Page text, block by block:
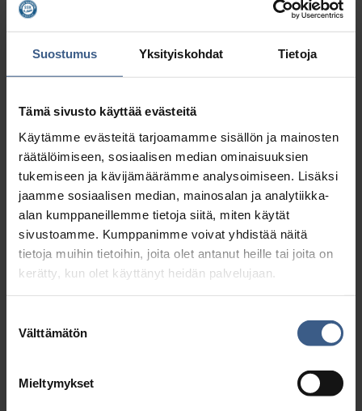
Suostumus Yksityiskohdat Tietoja
Tämä sivusto käyttää evästeitä
Käytämme evästeitä tarjoamamme sisällön ja mainosten
räätälöimiseen, sosiaalisen median ominaisuuksien
tukemiseen ja kävijämäärämme analysoimiseen. Lisäksi
jaamme sosiaalisen median, mainosalan ja analytiikka-
alan kumppaneillemme tietoja siitä, miten käytät
sivustoamme. Kumppanimme voivat yhdistää näitä
tietoja muihin tietoihin, joita olet antanut heille tai joita on
kerätty, kun olet käyttänyt heidän palvelujaan.
valinta
Välttämätön
Mieltymykset